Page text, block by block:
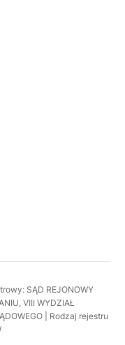
SĄD REJONOWY
VIII WYDZIAŁ
| Rodzaj rejestru